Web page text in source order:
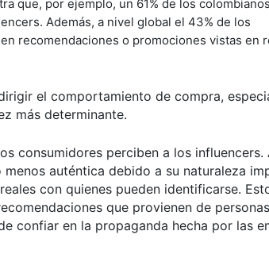
que, por ejemplo, un 61% de los colombianos
Además, a nivel global el 43% de los
recomendaciones o promociones vistas en
el comportamiento de compra,
más determinante.
consumidores perciben a los influencers.
auténtica debido a su naturaleza
con quienes pueden identificarse.
que provienen de
confiar en la propaganda hecha por las